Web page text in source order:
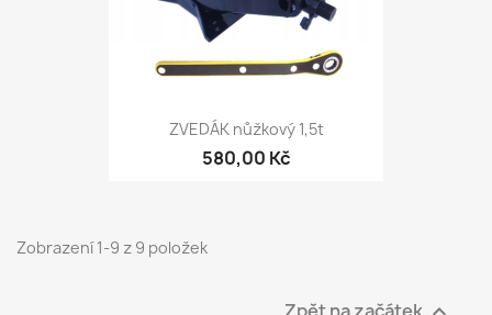
ZVEDÁK nůžkový 1,5t
580,00 Kč
Zobrazení 1-9 z 9 položek